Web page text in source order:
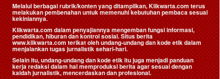
Melalui berbagai rubrik/konten yang ditampilkan, Klikwarta.com terus
melakukan pembenahan untuk memenuhi kebutuhan pembaca sesuai
kekiniannya.
Klikwarta.com dalam penyajiannya mengemban fungsi informasi,
pendidikan, hiburan dan kontrol sosial. Situs berita
www.klikwarta.com terikat oleh undang-undang dan kode etik dalam
menjalankan tugas jurnalistik sehari-hari.
Selain itu, undang-undang dan kode etik itu juga menjadi panduan
kerja redaksi dalam hal memproduksi berita agar sesuai dengan
kaidah jurnalistik, mencerdaskan dan profesional.